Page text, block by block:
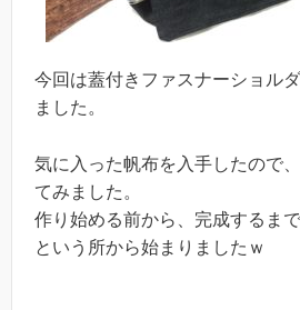
今回は蓋付きファスナーショル
ました。
気に入った帆布を入手したので
てみました。
作り始める前から、完成するま
という所から始まりましたｗ